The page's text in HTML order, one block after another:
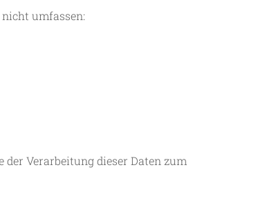
umfassen:
Verarbeitung dieser Daten zum